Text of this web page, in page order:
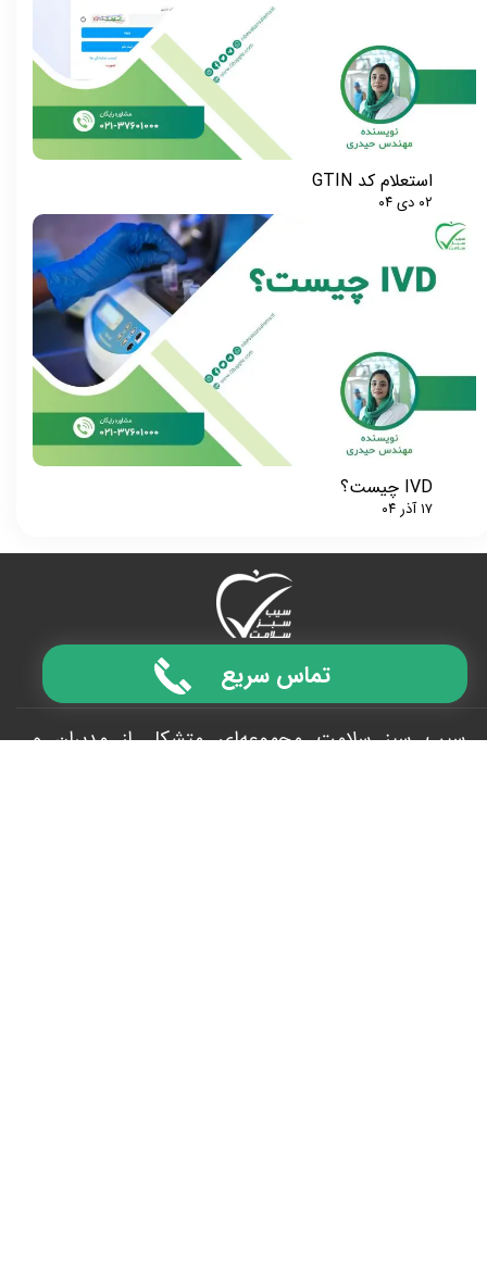
تماس سریع
استعلام کد GTIN
۰۲ دی ۰۴
IVD چیست؟
۱۷ آذر ۰۴
GREEN HEALTH APPLE​​​​​​​
سیب سبز سلامت مجموعه‌ای متشکل از مدیران و